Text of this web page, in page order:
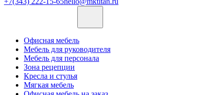
Офисная мебель
Мебель для руководителя
Мебель для персонала
Зона рецепции
Кресла и стулья
Мягкая мебель